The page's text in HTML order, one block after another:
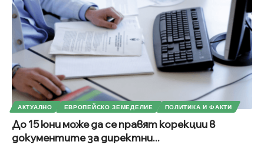
АКТУАЛНО ЕВРОПЕЙСКО ЗЕМЕДЕЛИЕ ПОЛИТИКА И ФАКТИ
До 15 юни може да се правят корекции в
документите за директни...